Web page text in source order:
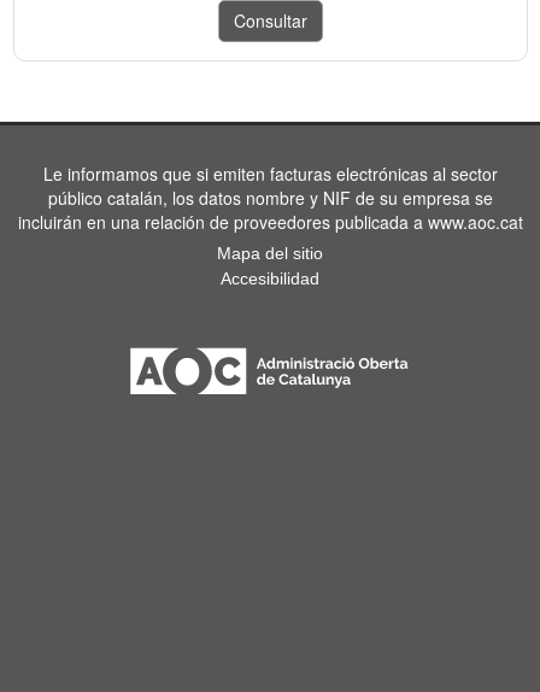
Le informamos que si emiten facturas electrónicas al sector
público catalán, los datos nombre y NIF de su empresa se
incluirán en una relación de proveedores publicada a www.aoc.cat
Mapa del sitio
Accesibilidad